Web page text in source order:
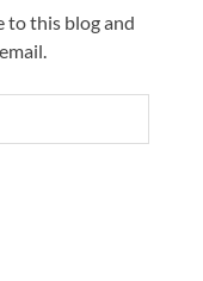
to this blog and